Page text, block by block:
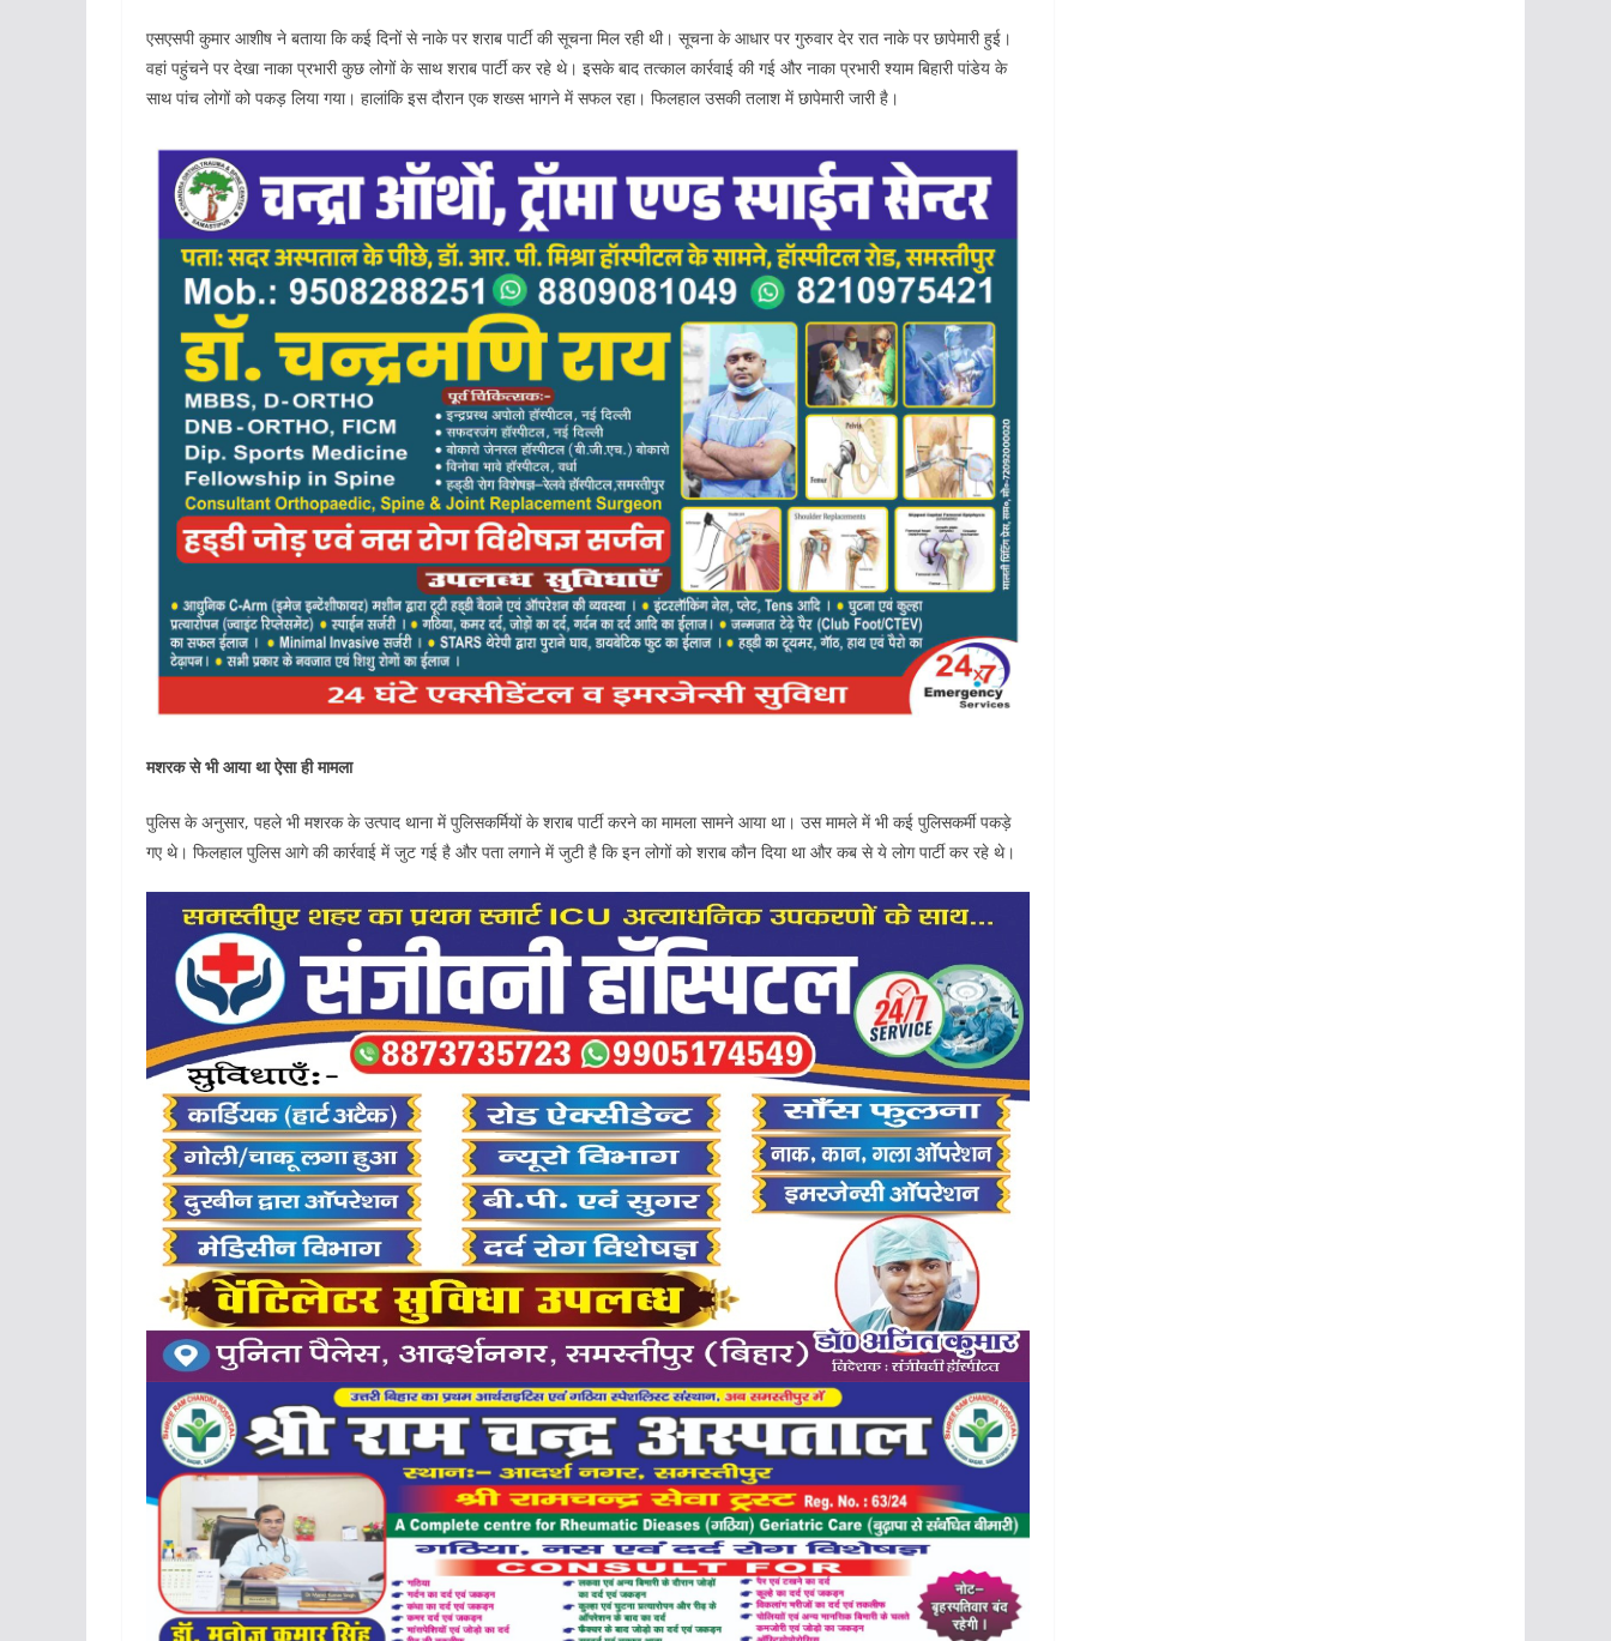
एसएसपी कुमार आशीष ने बताया कि कई दिनों से नाके पर शराब पार्टी की सूचना मिल रही थी। सूचना के आधार पर गुरुवार देर रात नाके पर छापेमारी हुई।
वहां पहुंचने पर देखा नाका प्रभारी कुछ लोगों के साथ शराब पार्टी कर रहे थे। इसके बाद तत्काल कार्रवाई की गई और नाका प्रभारी श्याम बिहारी पांडेय के
साथ पांच लोगों को पकड़ लिया गया। हालांकि इस दौरान एक शख्स भागने में सफल रहा। फिलहाल उसकी तलाश में छापेमारी जारी है।
मशरक से भी आया था ऐसा ही मामला
पुलिस के अनुसार, पहले भी मशरक के उत्पाद थाना में पुलिसकर्मियों के शराब पार्टी करने का मामला सामने आया था। उस मामले में भी कई पुलिसकर्मी पकड़े
गए थे। फिलहाल पुलिस आगे की कार्रवाई में जुट गई है और पता लगाने में जुटी है कि इन लोगों को शराब कौन दिया था और कब से ये लोग पार्टी कर रहे थे।